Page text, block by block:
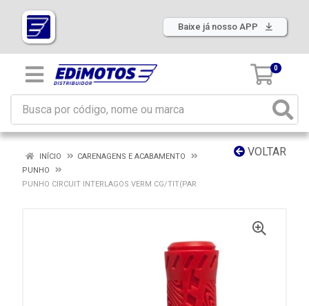
Baixe já nosso APP
0
VOLTAR
INÍCIO
CARENAGENS E ACABAMENTO
PUNHO
PUNHO CIRCUIT INTERLAGOS VERM CG/TIT(PAR